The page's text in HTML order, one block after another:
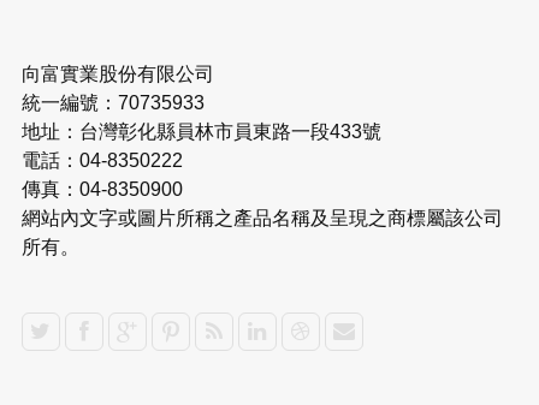
向富實業股份有限公司
統一編號：70735933
地址：台灣彰化縣員林市員東路一段433號
電話：04-8350222
傳真：04-8350900
網站內文字或圖片所稱之產品名稱及呈現之商標屬該公司
所有。